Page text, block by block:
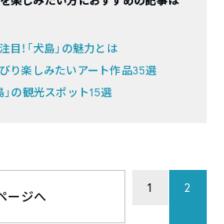
！「犬島」の魅力とは
り楽しみたいアート作品35選
」の観光スポット15選
ージへ
1 2